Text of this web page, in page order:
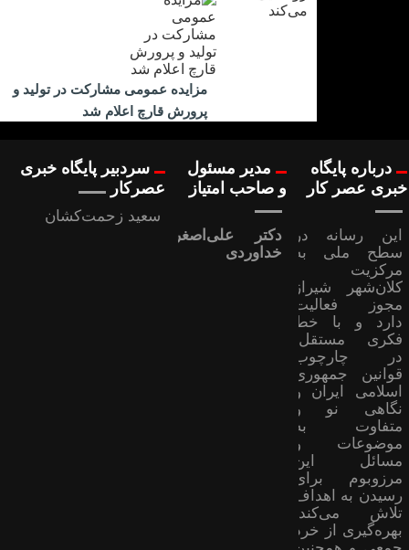
مزایده عمومی مشارکت در تولید و
پرورش قارچ اعلام شد
درباره پایگاه
خبری عصر کار
این رسانه در
سطح ملی به
مرکزیت
کلان‌شهر شیراز
مجوز فعالیت
دارد و با خط
فکری مستقل،
در چارچوب
قوانین جمهوری
اسلامی ایران و
نگاهی نو و
متفاوت به
موضوعات ‌و
مسائل این
مرزوبوم برای
رسیدن به اهداف
تلاش می‌کند؛
بهره‌گیری از خرد
مدیر مسئول
و صاحب امتیاز
دکتر علی‌اصغر
خداوردی
سردبیر پایگاه خبری
عصرکار
سعید زحمت‌کشان